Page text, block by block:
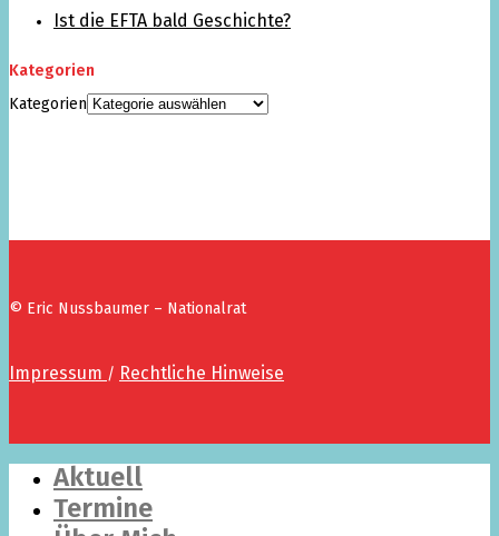
Ist die EFTA bald Geschichte?
Kategorien
Kategorien
© Eric Nussbaumer – Nationalrat
Impressum / Rechtliche Hinweise
Aktuell
Termine